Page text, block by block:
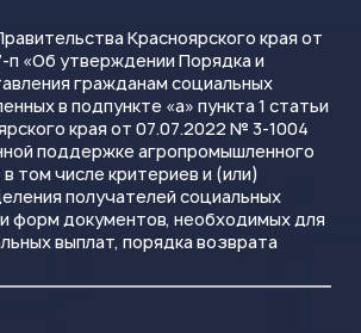
Красноярского края от
«Об утверждении Порядка и
гражданам социальных
в подпункте «а» пункта 1 статьи
края от 07.07.2022 № 3-1004
поддержке агропромышленного
в том числе критериев и (или)
получателей социальных
форм документов, необходимых для
выплат, порядка возврата